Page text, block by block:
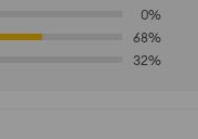
0%
68%
32%